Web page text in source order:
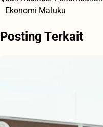
pos
Ekonomi Maluku
Posting Terkait